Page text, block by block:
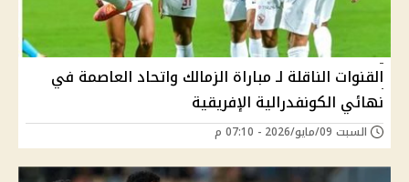
القنوات الناقلة لـ مباراة الزمالك واتحاد العاصمة في
نهائي الكونفدرالية الإفريقية
السبت 09/مايو/2026 - 07:10 م